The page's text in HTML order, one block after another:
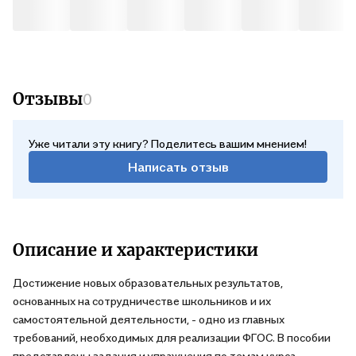
Отзывы0
Уже читали эту книгу? Поделитесь вашим мнением!
Написать отзыв
Описание и характеристики
Достижение новых образовательных результатов,
основанных на сотрудничестве школьников и их
самостоятельной деятельности, - одно из главных
требований, необходимых для реализации ФГОС. В пособии